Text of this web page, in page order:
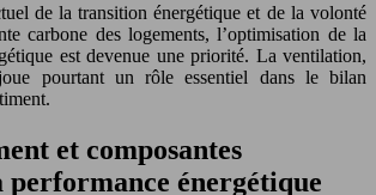
de la transition énergétique et de la volonté
carbone des logements, l’optimisation de la
est devenue une priorité. La ventilation,
pourtant un rôle essentiel dans le bilan
et composantes
énergétique